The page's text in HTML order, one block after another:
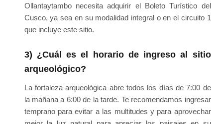
Ollantaytambo necesita adquirir el Boleto Turístico del
Cusco, ya sea en su modalidad integral o en el circuito 1
que incluye este sitio.
3) ¿Cuál es el horario de ingreso al sitio
arqueológico?
La fortaleza arqueológica abre todos los días de 7:00 de
la mañana a 6:00 de la tarde. Te recomendamos ingresar
temprano para evitar a las multitudes y para aprovechar